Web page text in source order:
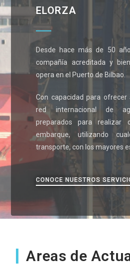
ELORZA
Desde hace más de 50
compañía acreditada y
opera en el Puerto de Bilbao.
Con capacidad para
red internacional de
preparados para realizar
embarque, utilizando
transporte, con los mayores
CONOCE NUESTROS
Areas de